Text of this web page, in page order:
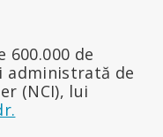
600.000 de
administrată de
(NCI), lui